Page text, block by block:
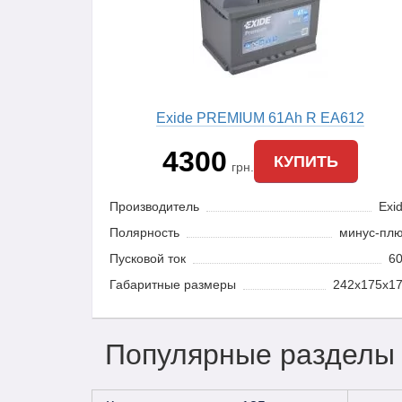
Exide PREMIUM 61Ah R EA612
4300 грн. КУПИТЬ
Производитель
Полярность
минус-
Пусковой ток
Габаритные размеры
Популярные разделы